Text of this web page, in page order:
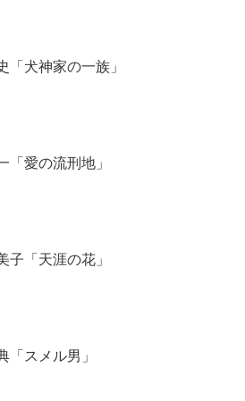
「犬神家の一族」
「愛の流刑地」
子「天涯の花」
「スメル男」